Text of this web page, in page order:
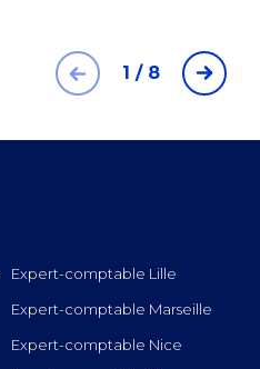
1 / 8
Expert-comptable Lille
Expert-comptable Marseille
Expert-comptable Nice